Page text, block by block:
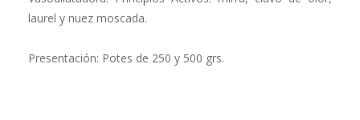
laurel y nuez moscada.
Presentación: Potes de 250 y 500 grs.